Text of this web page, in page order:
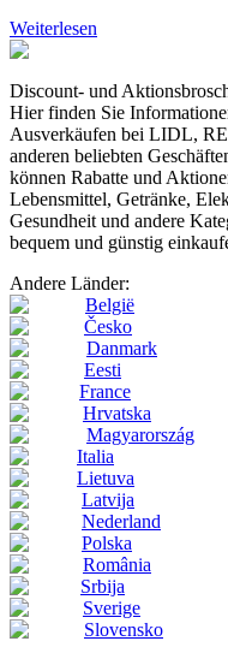
Weiterlesen
Discount- und
Hier finden Sie
Ausverkäufen bei LIDL,
anderen beliebten
können Rabatte und
Lebensmittel, Getränke,
Gesundheit und andere
bequem und günstig
Andere Länder:
België
Česko
Danmark
Eesti
France
Hrvatska
Magyarország
Italia
Lietuva
Latvija
Nederland
Polska
România
Srbija
Sverige
Slovensko